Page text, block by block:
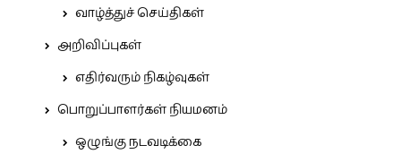
வாழ்த்துச் செய்திகள்
அறிவிப்புகள்
எதிர்வரும் நிகழ்வுகள்
பொறுப்பாளர்கள் நியமனம்
ஒழுங்கு நடவடிக்கை